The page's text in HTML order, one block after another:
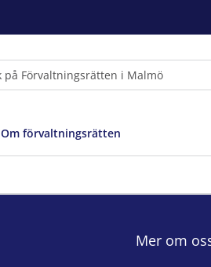
Om förvaltningsrätten
Mer om